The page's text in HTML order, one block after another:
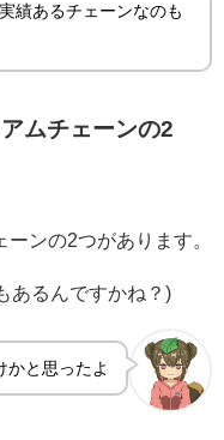
績あるチェーンなのも
ムチェーンの2
ンの2つがあります。
あるんですかね？)
かと思ったよ